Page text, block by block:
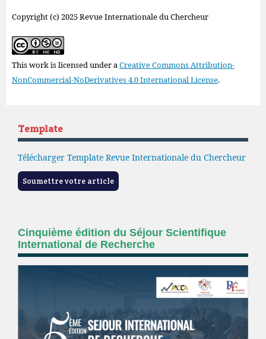
Copyright (c) 2025 Revue Internationale du Chercheur
This work is licensed under aCreative Commons Attribution-
NonCommercial-NoDerivatives 4.0 International License.
Template
Télécharger Template Revue Internationale du Chercheur
Soumettre votre article
Cinquième édition du Séjour Scientifique
International de Recherche